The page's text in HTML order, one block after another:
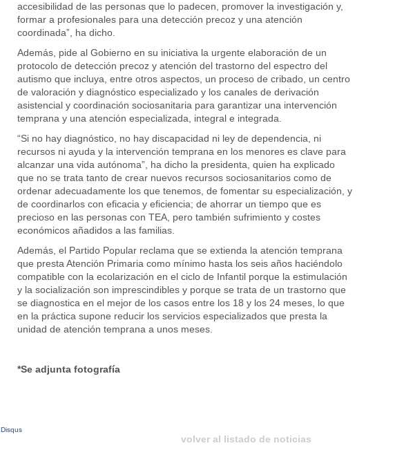
accesibilidad de las personas que lo padecen, promover la investigación y,
formar a profesionales para una detección precoz y una atención
coordinada”, ha dicho.
Además, pide al Gobierno en su iniciativa la urgente elaboración de un
protocolo de detección precoz y atención del trastorno del espectro del
autismo que incluya, entre otros aspectos, un proceso de cribado, un centro
de valoración y diagnóstico especializado y los canales de derivación
asistencial y coordinación sociosanitaria para garantizar una intervención
temprana y una atención especializada, integral e integrada.
“Si no hay diagnóstico, no hay discapacidad ni ley de dependencia, ni
recursos ni ayuda y la intervención temprana en los menores es clave para
alcanzar una vida autónoma”, ha dicho la presidenta, quien ha explicado
que no se trata tanto de crear nuevos recursos sociosanitarios como de
ordenar adecuadamente los que tenemos, de fomentar su especialización, y
de coordinarlos con eficacia y eficiencia; de ahorrar un tiempo que es
precioso en las personas con TEA, pero también sufrimiento y costes
económicos añadidos a las familias.
Además, el Partido Popular reclama que se extienda la atención temprana
que presta Atención Primaria como mínimo hasta los seis años haciéndolo
compatible con la ecolarización en el ciclo de Infantil porque la estimulación
y la socialización son imprescindibles y porque se trata de un trastorno que
se diagnostica en el mejor de los casos entre los 18 y los 24 meses, lo que
en la práctica supone reducir los servicios especializados que presta la
unidad de atención temprana a unos meses.
*Se adjunta fotografía
Disqus
volver al listado de noticias